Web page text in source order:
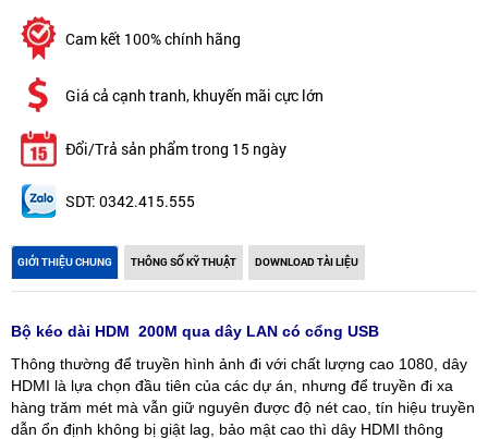
Cam kết 100% chính hãng
Giá cả cạnh tranh, khuyến mãi cực lớn
Đổi/Trả sản phẩm trong 15 ngày
SDT: 0342.415.555
GIỚI THIỆU CHUNG THÔNG SỐ KỸ THUẬT DOWNLOAD TÀI LIỆU
​Bộ kéo dài HDM 200M qua dây LAN có cổng USB
Thông thường để truyền hình ảnh đi với chất lượng cao 1080, dây
HDMI là lựa chọn đầu tiên của các dự án, nhưng để truyền đi xa
hàng trăm mét mà vẫn giữ nguyên được độ nét cao, tín hiệu truyền
dẫn ổn định không bị giật lag, bảo mật cao thì dây HDMI thông